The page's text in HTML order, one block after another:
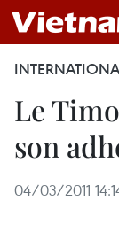
Le
son
04/03/2011